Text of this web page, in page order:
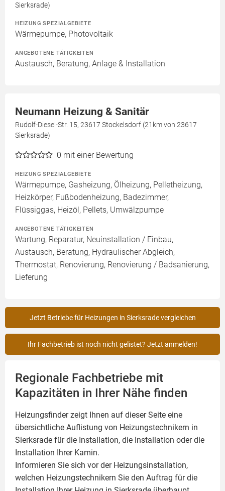
Sierksrade)
HEIZUNG SPEZIALGEBIETE
Wärmepumpe, Photovoltaik
ANGEBOTENE TÄTIGKEITEN
Austausch, Beratung, Anlage & Installation
Neumann Heizung & Sanitär
Rudolf-Diesel-Str. 15, 23617 Stockelsdorf (21km von 23617
Sierksrade)
0 mit einer Bewertung
HEIZUNG SPEZIALGEBIETE
Wärmepumpe, Gasheizung, Ölheizung, Pelletheizung,
Heizkörper, Fußbodenheizung, Badezimmer,
Flüssiggas, Heizöl, Pellets, Umwälzpumpe
ANGEBOTENE TÄTIGKEITEN
Wartung, Reparatur, Neuinstallation / Einbau,
Austausch, Beratung, Hydraulischer Abgleich,
Thermostat, Renovierung, Renovierung / Badsanierung,
Lieferung
Jetzt Betriebe für Heizungen in Sierksrade vergleichen
Ihr Fachbetrieb ist noch nicht gelistet? Jetzt anmelden!
Regionale Fachbetriebe mit
Kapazitäten in Ihrer Nähe finden
Heizungsfinder zeigt Ihnen auf dieser Seite eine
übersichtliche Auflistung von Heizungstechnikern in
Sierksrade für die Installation, die Installation oder die
Installation Ihrer Kamin.
Informieren Sie sich vor der Heizungsinstallation,
welchen Heizungstechnikern Sie den Auftrag für die